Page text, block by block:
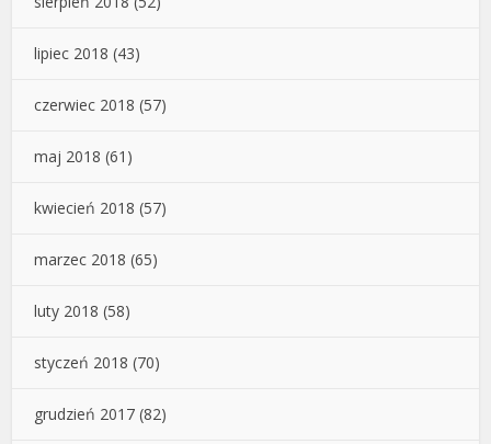
lipiec 2018 (43)
czerwiec 2018 (57)
maj 2018 (61)
kwiecień 2018 (57)
marzec 2018 (65)
luty 2018 (58)
styczeń 2018 (70)
grudzień 2017 (82)